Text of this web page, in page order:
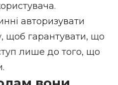
авторизувати
щоб гарантувати, що
лише до того, що